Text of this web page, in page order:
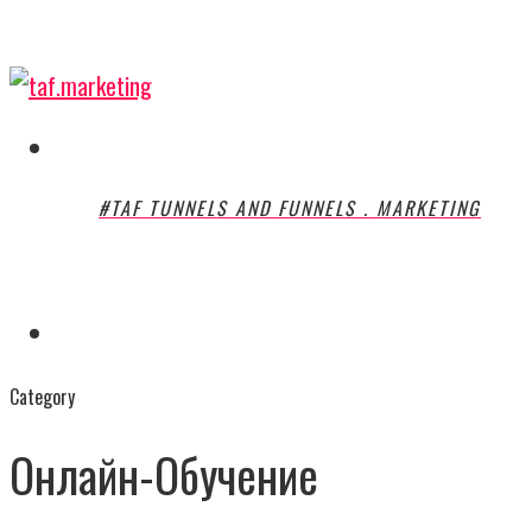
to
main
content
Menu
#TAF TUNNELS AND FUNNELS . MARKETING
Category
Онлайн-Обучение